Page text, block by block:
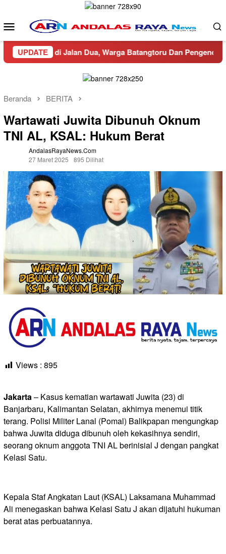
konten
Menu
Mobile
UPDATE
di Jalan Dua, Warga Batangtoru Dan Pengendara Resah
Beranda BERITA
Wartawati Juwita Dibunuh Oknum
TNI AL, KSAL: Hukum Berat
AndalasRayaNews.com
27 Maret 2025
895 Dilihat
Views : 895
Jakarta– Kasus kematian wartawati Juwita (23) di
Banjarbaru, Kalimantan Selatan, akhirnya menemui titik
terang. Polisi Militer Lanal (Pomal) Balikpapan mengungkap
bahwa Juwita diduga dibunuh oleh kekasihnya sendiri,
seorang oknum anggota TNI AL berinisial J dengan pangkat
Kelasi Satu.
Kepala Staf Angkatan Laut (KSAL) Laksamana Muhammad
Ali menegaskan bahwa Kelasi Satu J akan dijatuhi hukuman
berat atas perbuatannya.